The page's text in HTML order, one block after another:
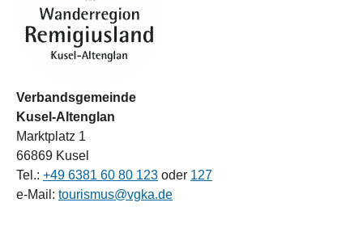
Verbandsgemeinde
Kusel-Altenglan
Marktplatz 1
66869 Kusel
Tel.: +49 6381 60 80 123 oder 127
e-Mail: tourismus@vgka.de